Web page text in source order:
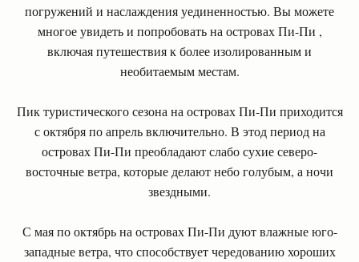
погружений и наслаждения уединенностью. Вы можете
многое увидеть и попробовать на островах Пи-Пи ,
включая путешествия к более изолированным и
необитаемым местам.
Пик туристического сезона на островах Пи-Пи приходится
с октября по апрель включительно. В этод период на
островах Пи-Пи преобладают слабо сухие северо-
восточные ветра, которые делают небо голубым, а ночи
звездными.
С мая по октябрь на островах Пи-Пи дуют влажные юго-
западные ветра, что способствует чередованию хороших